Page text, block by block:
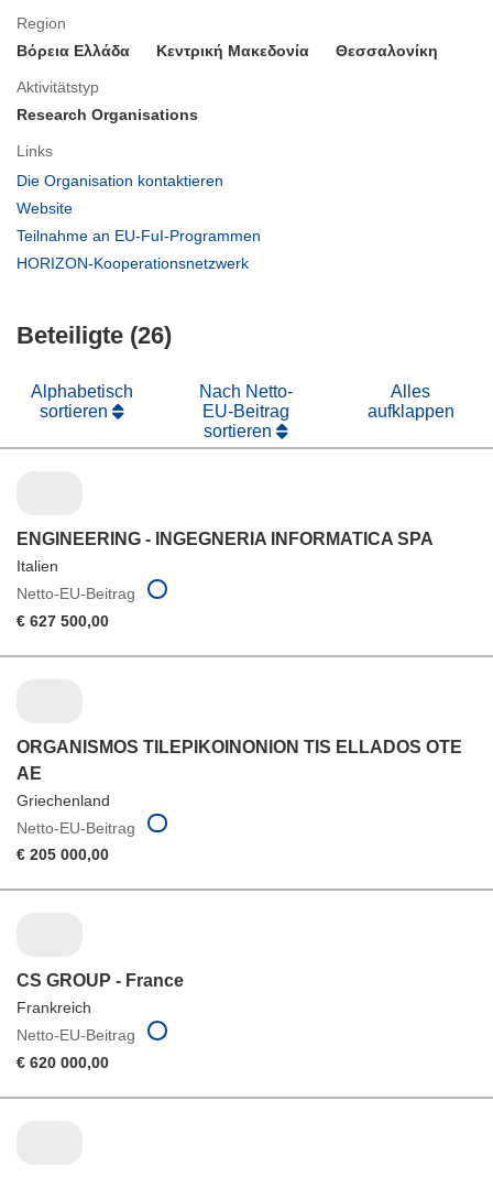
Region
Βόρεια Ελλάδα
Κεντρική Μακεδονία Θεσσαλονίκη
Aktivitätstyp
Research Organisations
Links
Die Organisation kontaktieren
Website
in
Fenster)
Teilnahme an EU-FuI-Programmen
HORIZON-Kooperationsnetzwerk
Beteiligte (26)
Alphabetisch
sortieren
Nach Netto-
EU-Beitrag
sortieren
Alles
aufklappen
ENGINEERING - INGEGNERIA INFORMATICA SPA
Italien
Netto-EU-Beitrag
€ 627 500,00
ORGANISMOS TILEPIKOINONION TIS ELLADOS OTE
AE
Griechenland
Netto-EU-Beitrag
€ 205 000,00
CS GROUP - France
Frankreich
Netto-EU-Beitrag
€ 620 000,00